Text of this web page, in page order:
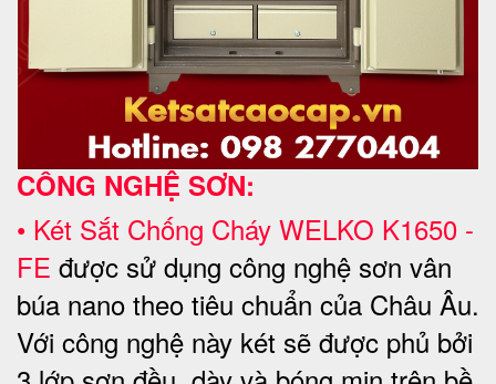
CÔNG NGHỆ SƠN:
• Két Sắt Chống Cháy WELKO K1650 -
FE được sử dụng công nghệ sơn vân
búa nano theo tiêu chuẩn của Châu Âu.
Với công nghệ này két sẽ được phủ bởi